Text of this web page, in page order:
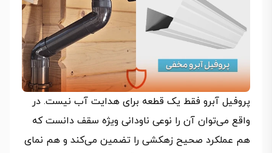
پروفیل آبرو فقط یک قطعه برای هدایت آب نیست. در
واقع می‌توان آن را نوعی ناودانی ویژه سقف دانست که
هم عملکرد صحیح زهکشی را تضمین می‌کند و هم نمای